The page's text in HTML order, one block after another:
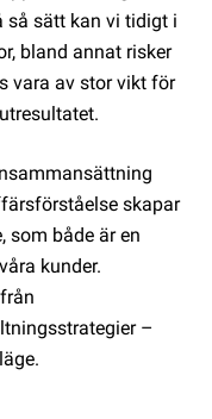
så sätt kan vi tidigt i
bland annat risker
vara av stor vikt för
skapar
som både är en
kunder.
–